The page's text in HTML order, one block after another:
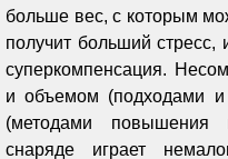
больше вес, с которым
получит больший стресс,
суперкомпенсация.
и объемом (подходами и
(методами повышения
снаряде играет